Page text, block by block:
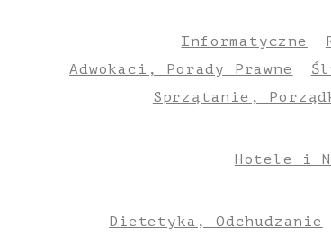
Informatyczne
Adwokaci, Porady Prawne
Sprzątanie,
Hotele i
Dietetyka, Odchudzanie